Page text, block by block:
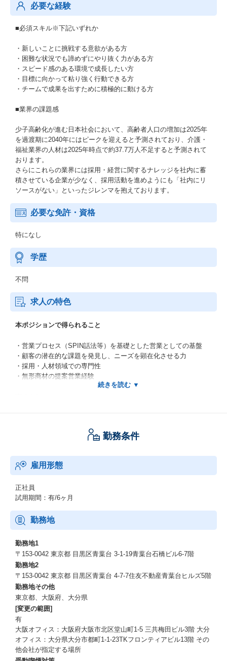
必要な経験
■必須スキル※下記いずれか
・新しいことに挑戦する意欲がある方
・困難な状況でも諦めずにやり抜く力がある方
・スピード感のある環境で成長したい方
・目標に向かって粘り強く行動できる方
・チームで成果を出すために積極的に動ける方
■業界の課題感
少子高齢化が進む日本社会において、高齢者人口の増加は2025年
を過渡期に2040年にはピークを迎えると予測されており、介護・
福祉業界の人材は2025年時点で約37.7万人不足すると予測されて
おります。
さらにこれらの業界には採用・経営に関するナレッジを社内に蓄
積させている企業が少なく、採用活動を進めようにも「社内にリ
ソースがない」といったジレンマを抱えております。
必要な免許・資格
特になし
学歴
不問
求人の特色
本ポジションで得られること
・営業プロセス（SPIN話法等）を基礎とした営業としての基盤
・顧客の潜在的な課題を発見し、ニーズを顕在化させる力
・採用・人材領域での専門性
・無形商材の提案営業経験
当社は、自燃型人材の育成と事業家の排出に力を注いでいます。
そのために情熱を持って周囲に影響を与える人材が不可欠だと信
じ、育成に注力しています。
捉え、年齢や社歴に関係なく多くの抜擢を推進します。
将来的には様々な事業を生み出し、新しい価値を創造する事業家
になることをコアポリシーとしています。
求める人物像
・明るく前向きな性格な方
・身だしなみ（髪型・服装）に気を配れる方
・挨拶やリアクションを円滑に行える方
・チャレンジ精神旺盛で積極的に新たなことに取り組める方
・成果のために自身を鼓舞できる方
・変化する環境に柔軟に対応できる方
勤務条件
雇用形態
正社員
試用期間：有/6ヶ月
勤務地
勤務地1
〒153-0042 東京都 目黒区青葉台 3-1-19青葉台石橋ビル6-7階
勤務地2
〒153-0042 東京都 目黒区青葉台 4-7-7住友不動産青葉台ヒルズ5階
勤務地その他
東京都、大阪府、大分県
[変更の範囲]
有
大阪オフィス：大阪府大阪市北区堂山町1-5 三共梅田ビル3階 大分
オフィス：大分県大分市都町1-1-23TKフロンティアビル13階 その
他会社が指定する場所